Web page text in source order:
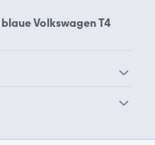
blaue Volkswagen T4
VW Buggy